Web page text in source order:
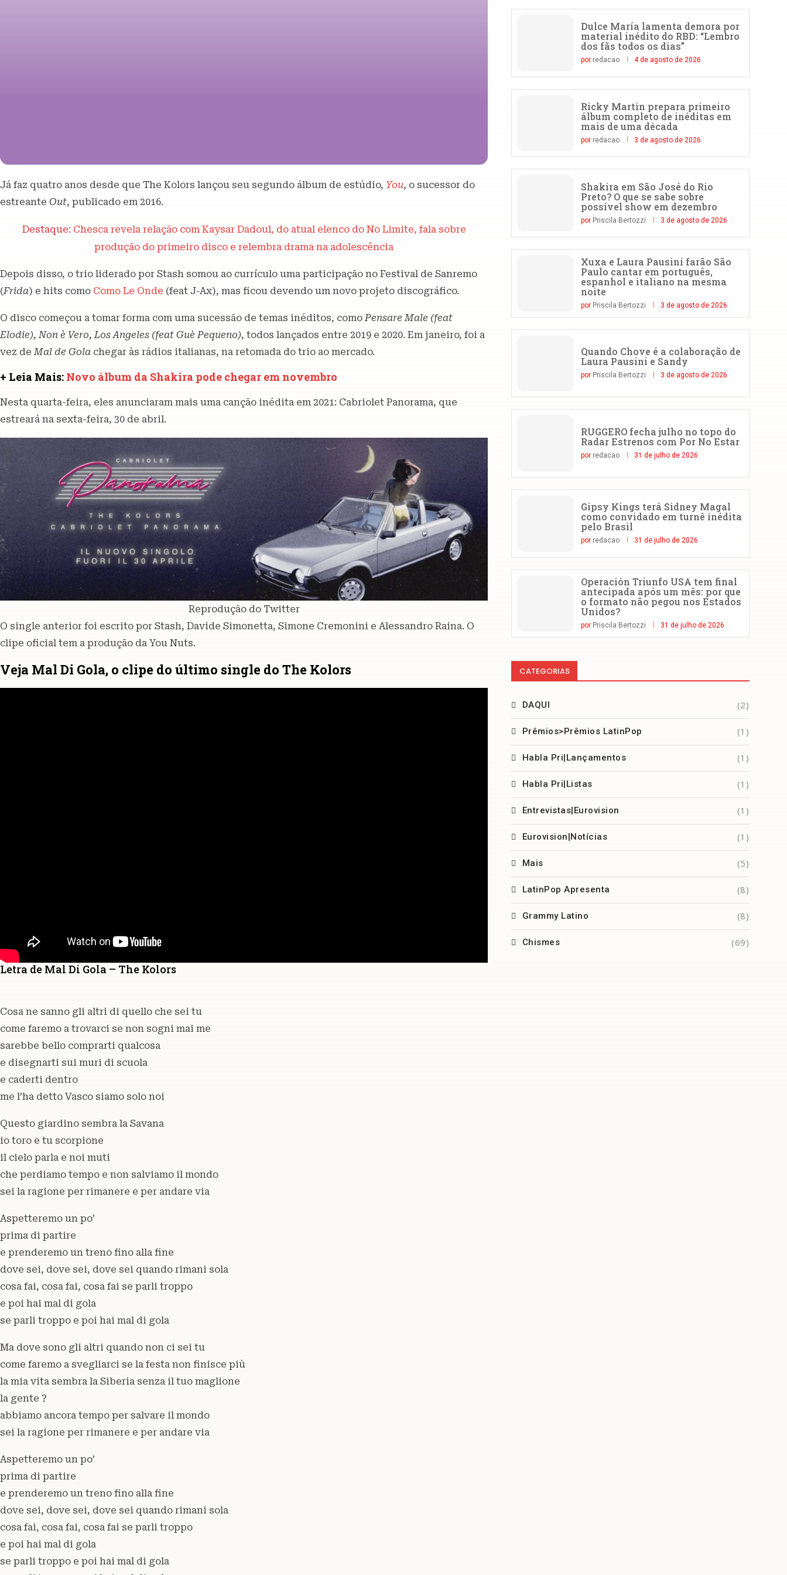
Já faz quatro anos desde que The Kolors lançou seu segundo álbum de estúdio, You, o sucessor do
estreante Out, publicado em 2016.
Destaque: Chesca revela relação com Kaysar Dadoul, do atual elenco do No Limite, fala sobre
produção do primeiro disco e relembra drama na adolescência
Depois disso, o trio liderado por Stash somou ao currículo uma participação no Festival de Sanremo
(Frida) e hits como Como Le Onde (feat J-Ax), mas ficou devendo um novo projeto discográfico.
O disco começou a tomar forma com uma sucessão de temas inéditos, comoPensare Male (feat
Elodie), Non è Vero, Los Angeles (feat Guè Pequeno), todos lançados entre 2019 e 2020. Em janeiro, foi a
vez deMal de Gola chegar às rádios italianas, na retomada do trio ao mercado.
+ Leia Mais: Novo álbum da Shakira pode chegar em novembro
Nesta quarta-feira, eles anunciaram mais uma canção inédita em 2021: Cabriolet Panorama, que
estreará na sexta-feira, 30 de abril.
Reprodução do Twitter
O single anterior foi escrito por Stash, Davide Simonetta, Simone Cremonini e Alessandro Raina. O
clipe oficial tem a produção da You Nuts.
Veja Mal Di Gola, o clipe do último single do The Kolors
Letra de Mal Di Gola – The Kolors
Cosa ne sanno gli altri di quello che sei tu
come faremo a trovarci se non sogni mai me
sarebbe bello comprarti qualcosa
e disegnarti sui muri di scuola
e caderti dentro
me l’ha detto Vasco siamo solo noi
Questo giardino sembra la Savana
io toro e tu scorpione
il cielo parla e noi muti
che perdiamo tempo e non salviamo il mondo
sei la ragione per rimanere e per andare via
Aspetteremo un po’
prima di partire
e prenderemo un treno fino alla fine
dove sei, dove sei, dove sei quando rimani sola
cosa fai, cosa fai, cosa fai se parli troppo
e poi hai mal di gola
se parli troppo e poi hai mal di gola
Ma dove sono gli altri quando non ci sei tu
come faremo a svegliarci se la festa non finisce più
la mia vita sembra la Siberia senza il tuo maglione
la gente ?
abbiamo ancora tempo per salvare il mondo
sei la ragione per rimanere e per andare via
Aspetteremo un po’
prima di partire
e prenderemo un treno fino alla fine
dove sei, dove sei, dove sei quando rimani sola
cosa fai, cosa fai, cosa fai se parli troppo
e poi hai mal di gola
se parli troppo e poi hai mal di gola
Dulce María lamenta demora por
material inédito do RBD: “Lembro
dos fãs todos os dias”
por redacao 4 de agosto de 2026
Ricky Martin prepara primeiro
álbum completo de inéditas em
mais de uma década
por redacao 3 de agosto de 2026
Shakira em São José do Rio
Preto? O que se sabe sobre
possível show em dezembro
por Priscila Bertozzi 3 de agosto de 2026
Xuxa e Laura Pausini farão São
Paulo cantar em português,
espanhol e italiano na mesma
noite
por Priscila Bertozzi 3 de agosto de 2026
Quando Chove é a colaboração de
Laura Pausini e Sandy
por Priscila Bertozzi 3 de agosto de 2026
RUGGERO fecha julho no topo do
Radar Estrenos com Por No Estar
por redacao 31 de julho de 2026
Gipsy Kings terá Sidney Magal
como convidado em turnê inédita
pelo Brasil
por redacao 31 de julho de 2026
Operación Triunfo USA tem final
antecipada após um mês: por que
o formato não pegou nos Estados
Unidos?
por Priscila Bertozzi 31 de julho de 2026
CATEGORIAS
DAQUI (2)
Prêmios>Prêmios LatinPop (1)
Habla Pri|Lançamentos (1)
Habla Pri|Listas (1)
Entrevistas|Eurovision (1)
Eurovision|Notícias (1)
Mais (5)
LatinPop Apresenta (8)
Grammy Latino (8)
Chismes (69)